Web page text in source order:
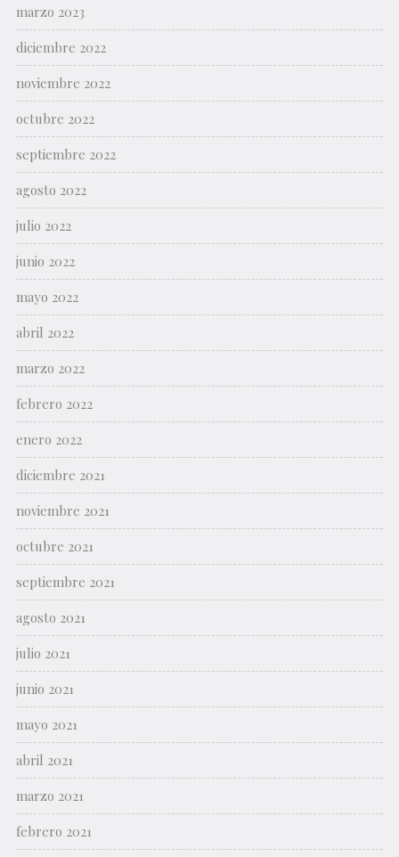
marzo 2023
diciembre 2022
noviembre 2022
octubre 2022
septiembre 2022
agosto 2022
julio 2022
junio 2022
mayo 2022
abril 2022
marzo 2022
febrero 2022
enero 2022
diciembre 2021
noviembre 2021
octubre 2021
septiembre 2021
agosto 2021
julio 2021
junio 2021
mayo 2021
abril 2021
marzo 2021
febrero 2021